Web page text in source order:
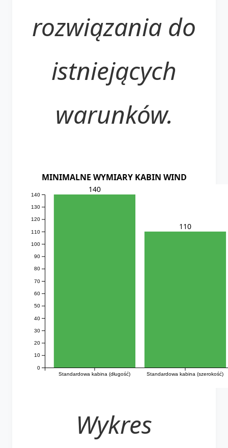
rozwiązania do
istniejących
warunków.
MINIMALNE WYMIARY KABIN WIND
Standardowa kabina (długość) Standardowa kabina (szerokość)
0
10
20
30
40
50
60
70
80
90
100
110
120
130
140
140
110
Wykres